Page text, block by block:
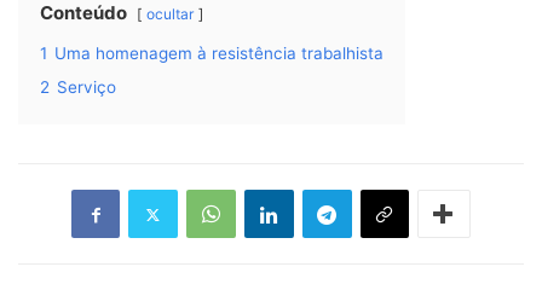
Conteúdo ocultar
1 Uma homenagem à resistência trabalhista
2 Serviço